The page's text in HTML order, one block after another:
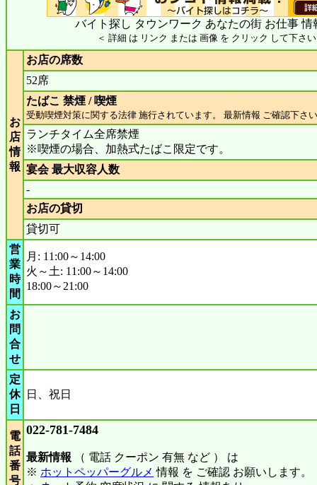
バイト探し タウンワーク あなたの街 お仕事 情
＜ 詳細 は リンク または 画像 を クリック して下さ
お
店
情
報
お店の席数
52席
たばこ 禁煙 / 喫煙
受動喫煙対策に関する法律 施行されています。 最新情報 ご確認下さ
ランチタイム全席禁煙
※喫煙の場合、加熱式たばこ限定です。
宴会 最大収容人数
-
お店の貸切
貸切可
営
業
時
間
月: 11:00～14:00
火～土: 11:00～14:00
18:00～21:00
お
問
合
せ
定
休
日
日、祝日
電
話
番
号
022-781-7484
最新情報 （ 電話 クーポン 有無 など ） は
※ ホットペッパーグルメ 情報 を ご確認 お願いします。